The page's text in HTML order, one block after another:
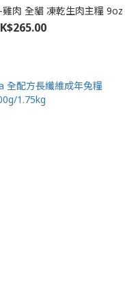
PURPOSE 單一蛋白-雞肉 全貓 凍乾生肉主糧 9oz